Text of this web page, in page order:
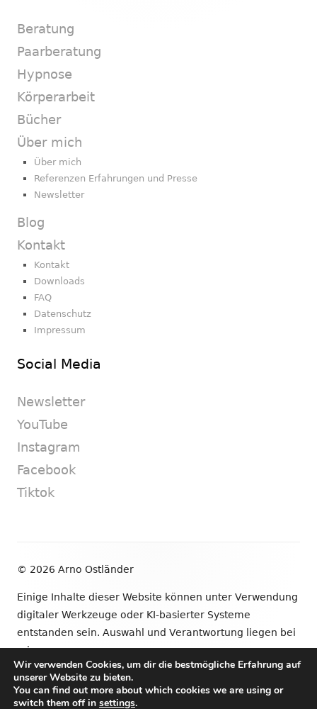
Beratung
Paarberatung
Hypnose
Körperarbeit
Bücher
Über mich
Über mich
Referenzen Erfahrungen und Presse
Newsletter
Blog
Kontakt
Kontakt
Downloads
FAQ
Datenschutz
Impressum
Social Media
Newsletter
YouTube
Instagram
Facebook
Tiktok
© 2026 Arno Ostländer
Einige Inhalte dieser Website können unter Verwendung
digitaler Werkzeuge oder KI-basierter Systeme
entstanden sein. Auswahl und Verantwortung liegen bei
mir.
•VerwendetTiny Framework
Wir verwenden Cookies, um dir die bestmögliche Erfahrung auf
unserer Website zu bieten.
You can find out more about which cookies we are using or
switch them off in settings.